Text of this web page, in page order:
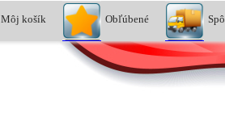
Môj košík Obľúbené